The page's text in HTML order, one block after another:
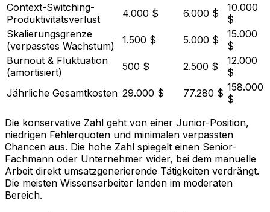
Context-Switching-
Produktivitätsverlust
4.000 $ 6.000 $
10.000
$
Skalierungsgrenze
(verpasstes Wachstum)
1.500 $ 5.000 $
15.000
$
Burnout & Fluktuation
(amortisiert)
500 $ 2.500 $
12.000
$
Jährliche Gesamtkosten 29.000 $ 77.280 $ 158.000
$
Die konservative Zahl geht von einer Junior-Position,
niedrigen Fehlerquoten und minimalen verpassten
Chancen aus. Die hohe Zahl spiegelt einen Senior-
Fachmann oder Unternehmer wider, bei dem manuelle
Arbeit direkt umsatzgenerierende Tätigkeiten verdrängt.
Die meisten Wissensarbeiter landen im moderaten
Bereich.